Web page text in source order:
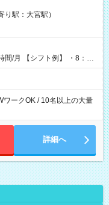
駅：大宮駅）
・8：00
ワークOK / 10名以上の大量
詳細へ